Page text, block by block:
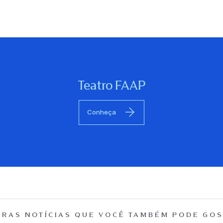
Teatro FAAP
Conheça
NOTÍCIAS QUE VOCÊ TAMBÉM PODE